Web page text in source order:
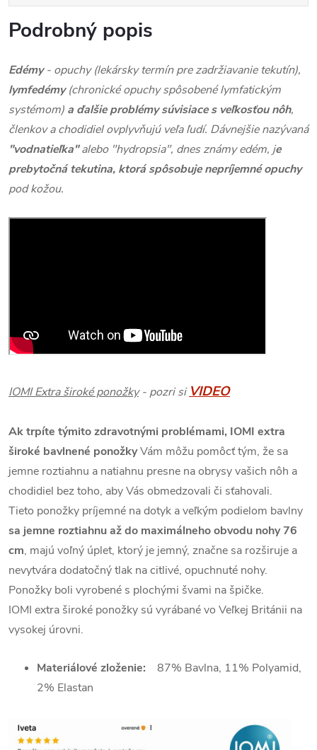
Podrobný popis
Edémy- opuchy (lekársky termín pre zadržiavanie tekutín),
lymfedémy(chronické opuchy spôsobené lymfatickým
systémom) a ďalšie problémy súvisiace s veľkosťou nôh,
členkov a chodidiel ovplyvňujú veľa ľudí. Dávnejšie nazývaná
"vodnatieľka"alebo "hydropsia", dnes známy edém, je
prebytočná tekutina, ktorá spôsobuje nepríjemné opuchy
pod kožou.
IOMI Extra široké ponožky- pozri si VIDEO
Ak trpíte týmito zdravotnými problémami, IOMI extra
široké bavlnené ponožkyVám môžu pomôcť tým, že sa
jemne roztiahnu a natiahnu presne na obrysy vašich nôh a
chodidiel bez toho, aby Vás obmedzovali či sťahovali.
Tieto ponožky príjemné na dotyk a veľkým podielom bavlny
sa jemne roztiahnu až do maximálneho obvodu nohy 76
cm, majú voľný úplet, ktorý je jemný, značne sa rozširuje a
nevytvára dodatočný tlak na citlivé, opuchnuté nohy.
Ponožky boli vyrobené s plochými švami na špičke.
IOMI extra široké ponožky sú vyrábané vo Veľkej Británii na
vysokej úrovni.
Materiálové zloženie: 87% Bavlna, 11% Polyamid,
2% Elastan